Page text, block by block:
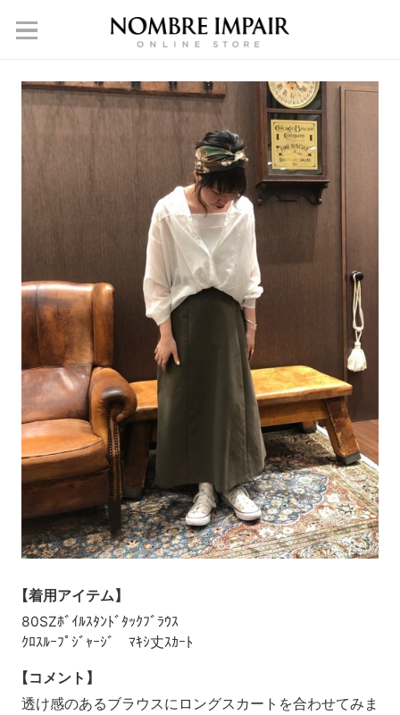
【着用アイテム】
80SZﾎﾞｲﾙｽﾀﾝﾄﾞﾀｯｸﾌﾞﾗｳｽ
ｸﾛｽﾙｰﾌﾟｼﾞｬｰｼﾞ ﾏｷｼ丈ｽｶｰﾄ
【コメント】
透け感のあるブラウスにロングスカートを合わせてみま